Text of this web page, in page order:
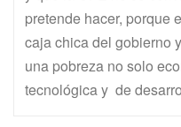
pretende hacer, porque
caja chica del gobierno
una pobreza no solo
tecnológica y de